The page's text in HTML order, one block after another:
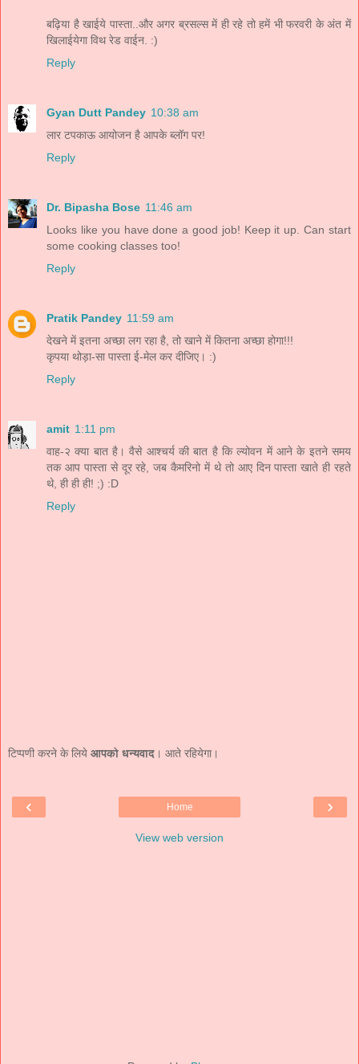
बढ़िया है खाईये पास्ता..और अगर ब्रसल्स में ही रहे तो हमें भी फरवरी के अंत में
खिलाईयेगा विथ रेड वाईन. :)
Reply
Gyan Dutt Pandey 10:38 am
लार टपकाऊ आयोजन है आपके ब्लॉग पर!
Reply
Dr. Bipasha Bose 11:46 am
Looks like you have done a good job! Keep it up. Can start
some cooking classes too!
Reply
Pratik Pandey 11:59 am
देखने में इतना अच्छा लग रहा है, तो खाने में कितना अच्छा होगा!!!
कृपया थोड़ा-सा पास्ता ई-मेल कर दीजिए। :)
Reply
amit 1:11 pm
वाह-२ क्या बात है। वैसे आश्चर्य की बात है कि ल्योवन में आने के इतने समय
तक आप पास्ता से दूर रहे, जब कैमरिनो में थे तो आए दिन पास्ता खाते ही रहते
थे, ही ही ही! ;) :D
Reply
टिप्पणी करने के लिये आपको धन्यवाद । आते रहियेगा।
‹ ›
Home
View web version